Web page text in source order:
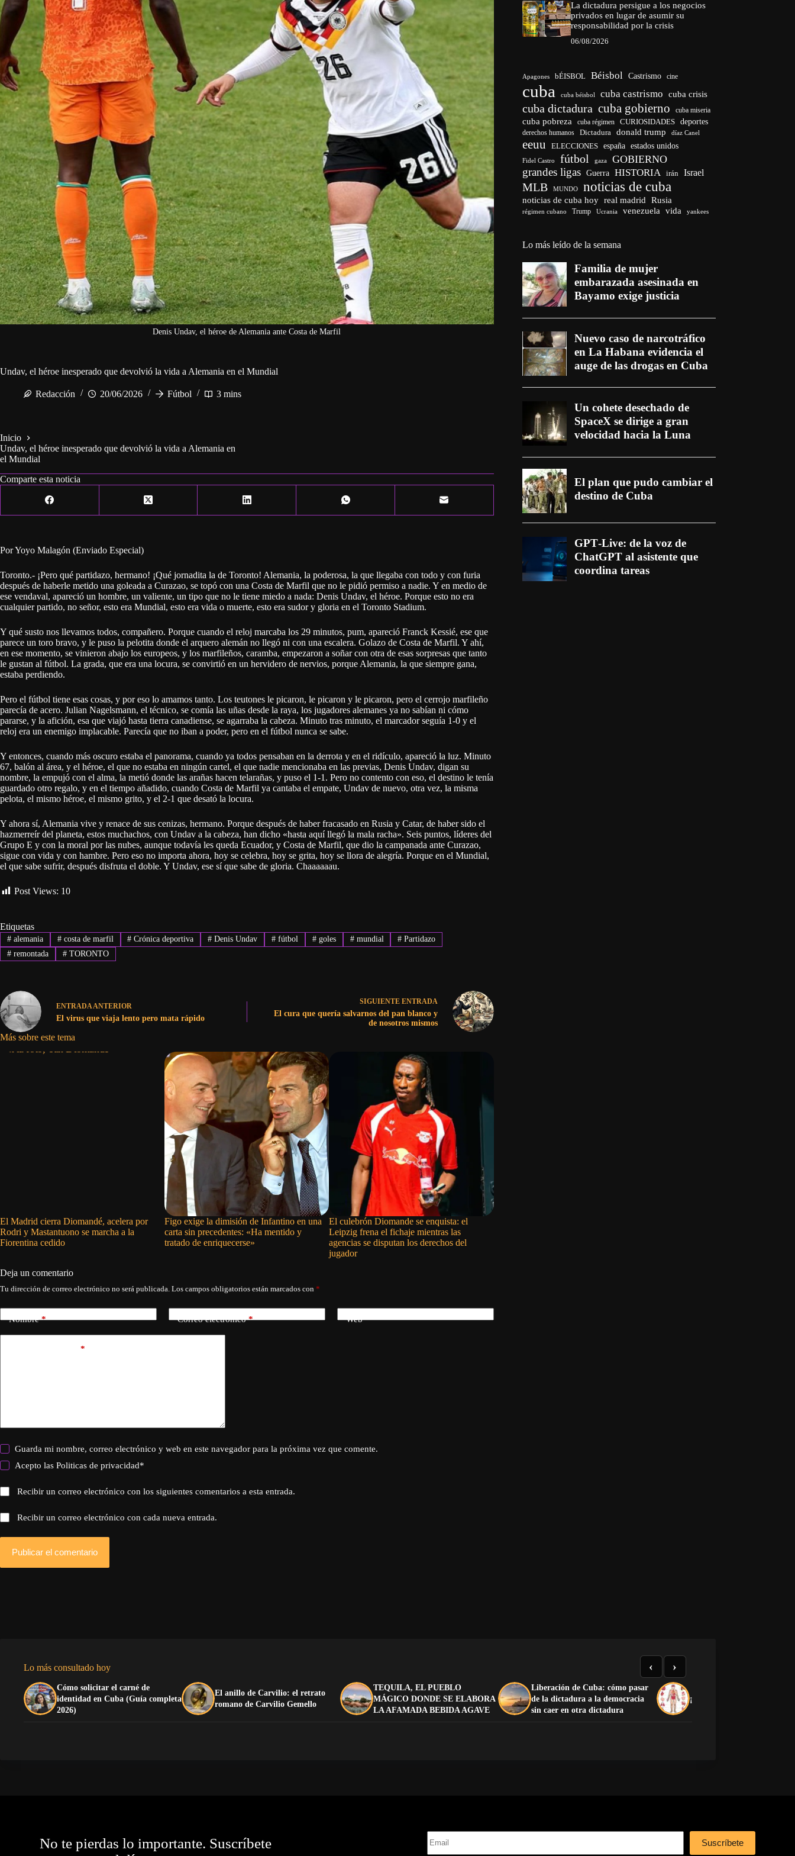
Denis Undav, el héroe de Alemania ante Costa de Marfil
Undav, el héroe inesperado que devolvió la vida a Alemania en el Mundial
Redacción 20/06/2026 Fútbol 3 mins
Inicio
Undav, el héroe inesperado que devolvió la vida a Alemania en
el Mundial
Comparte esta noticia
Por Yoyo Malagón (Enviado Especial)
Toronto.- ¡Pero qué partidazo, hermano! ¡Qué jornadita la de Toronto! Alemania, la poderosa, la que llegaba con todo y con furia
después de haberle metido una goleada a Curazao, se topó con una Costa de Marfil que no le pidió permiso a nadie. Y en medio de
ese vendaval, apareció un hombre, un valiente, un tipo que no le tiene miedo a nada: Denis Undav, el héroe. Porque esto no era
cualquier partido, no señor, esto era Mundial, esto era vida o muerte, esto era sudor y gloria en el Toronto Stadium.
Y qué susto nos llevamos todos, compañero. Porque cuando el reloj marcaba los 29 minutos, pum, apareció Franck Kessié, ese que
parece un toro bravo, y le puso la pelotita donde el arquero alemán no llegó ni con una escalera. Golazo de Costa de Marfil. Y ahí,
en ese momento, se vinieron abajo los europeos, y los marfileños, caramba, empezaron a soñar con otra de esas sorpresas que tanto
le gustan al fútbol. La grada, que era una locura, se convirtió en un hervidero de nervios, porque Alemania, la que siempre gana,
estaba perdiendo.
Pero el fútbol tiene esas cosas, y por eso lo amamos tanto. Los teutones le picaron, le picaron y le picaron, pero el cerrojo marfileño
parecía de acero. Julian Nagelsmann, el técnico, se comía las uñas desde la raya, los jugadores alemanes ya no sabían ni cómo
pararse, y la afición, esa que viajó hasta tierra canadiense, se agarraba la cabeza. Minuto tras minuto, el marcador seguía 1-0 y el
reloj era un enemigo implacable. Parecía que no iban a poder, pero en el fútbol nunca se sabe.
Y entonces, cuando más oscuro estaba el panorama, cuando ya todos pensaban en la derrota y en el ridículo, apareció la luz. Minuto
67, balón al área, y el héroe, el que no estaba en ningún cartel, el que nadie mencionaba en las previas, Denis Undav, digan su
nombre, la empujó con el alma, la metió donde las arañas hacen telarañas, y puso el 1-1. Pero no contento con eso, el destino le tenía
guardado otro regalo, y en el tiempo añadido, cuando Costa de Marfil ya cantaba el empate, Undav de nuevo, otra vez, la misma
pelota, el mismo héroe, el mismo grito, y el 2-1 que desató la locura.
Y ahora sí, Alemania vive y renace de sus cenizas, hermano. Porque después de haber fracasado en Rusia y Catar, de haber sido el
hazmerreír del planeta, estos muchachos, con Undav a la cabeza, han dicho «hasta aquí llegó la mala racha». Seis puntos, líderes del
Grupo E y con la moral por las nubes, aunque todavía les queda Ecuador, y Costa de Marfil, que dio la campanada ante Curazao,
sigue con vida y con hambre. Pero eso no importa ahora, hoy se celebra, hoy se grita, hoy se llora de alegría. Porque en el Mundial,
el que sabe sufrir, después disfruta el doble. Y Undav, ese sí que sabe de gloria. Chaaaaaau.
Post Views: 10
Etiquetas
#alemania #costa de marfil # Crónica deportiva # Denis Undav # fútbol #goles #mundial # Partidazo
#remontada #TORONTO
ENTRADA ANTERIOR
El virus que viaja lento pero mata rápido
SIGUIENTE ENTRADA
El cura que quería salvarnos del pan blanco y
de nosotros mismos
Más sobre este tema
El Madrid cierra Diomandé, acelera por
Rodri y Mastantuono se marcha a la
Fiorentina cedido
Figo exige la dimisión de Infantino en una
carta sin precedentes: «Ha mentido y
tratado de enriquecerse»
El culebrón Diomande se enquista: el
Leipzig frena el fichaje mientras las
agencias se disputan los derechos del
jugador
Deja un comentario
Tu dirección de correo electrónico no será publicada. Los campos obligatorios están marcados con *
Nombre* Correo electrónico* Web
*
Guarda mi nombre, correo electrónico y web en este navegador para la próxima vez que comente.
Acepto lasPoliticas de privacidad*
Recibir un correo electrónico con los siguientes comentarios a esta entrada.
Recibir un correo electrónico con cada nueva entrada.
Publicar el comentario
La dictadura persigue a los negocios
privados en lugar de asumir su
responsabilidad por la crisis
06/08/2026
Apagones bÉISBOL Béisbol Castrismo cine
cuba cuba béisbol cuba castrismo cuba crisis
cuba dictadura cuba gobierno cuba miseria
cuba pobreza cuba régimen CURIOSIDADES deportes
derechos humanos Dictadura donald trump díaz Canel
eeuu ELECCIONES españa estados unidos
Fidel Castro fútbol gaza GOBIERNO
grandes ligas Guerra HISTORIA irán Israel
MLB MUNDO noticias de cuba
noticias de cuba hoy real madrid Rusia
régimen cubano Trump Ucrania venezuela vida yankees
Lo más leído de la semana
Lo más consultado hoy
Cómo solicitar el carné de
identidad en Cuba (Guía completa
2026)
El anillo de Carvilio: el retrato
romano de Carvilio Gemello
TEQUILA, EL PUEBLO
MÁGICO DONDE SE ELABORA
LA AFAMADA BEBIDA AGAVE
Liberación de Cuba: cómo pasar
de la dictadura a la democracia
sin caer en otra dictadura
¡Preciosa la anatomía
‹ ›
No te pierdas lo importante. Suscríbete
Suscríbete